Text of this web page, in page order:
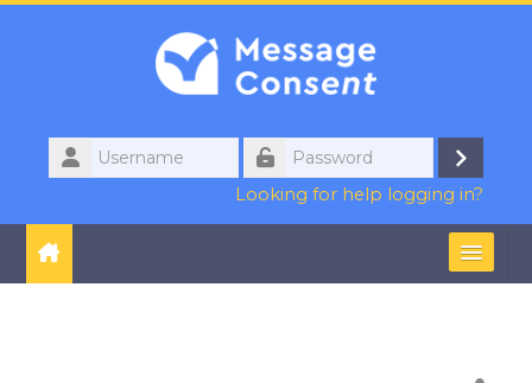
Username
Log
Looking for help logging in?